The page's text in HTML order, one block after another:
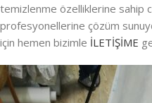
temizlenme özelliklerine sahip
profesyonellerine çözüm
için hemen bizimle İLETİŞİME